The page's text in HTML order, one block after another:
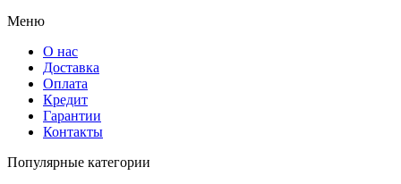
Меню
О нас
Доставка
Оплата
Кредит
Гарантии
Контакты
Популярные категории